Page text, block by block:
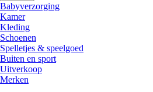
Babyverzorging
Kamer
Kleding
Schoenen
Spelletjes & speelgoed
Buiten en sport
Uitverkoop
Merken